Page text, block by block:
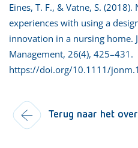
Eines, T. F., & Vatne, S.
experiences with using a
innovation in a nursing home.
Management, 26(4), 425–431.
https://doi.org/10.1111/
Terug naar het